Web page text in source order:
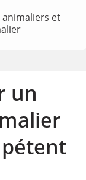
animaliers et
un